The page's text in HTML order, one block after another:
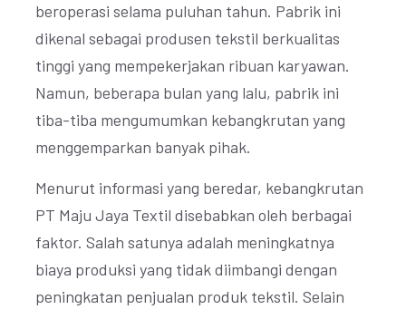
beroperasi selama puluhan tahun. Pabrik ini
dikenal sebagai produsen tekstil berkualitas
tinggi yang mempekerjakan ribuan karyawan.
Namun, beberapa bulan yang lalu, pabrik ini
tiba-tiba mengumumkan kebangkrutan yang
menggemparkan banyak pihak.
Menurut informasi yang beredar, kebangkrutan
PT Maju Jaya Textil disebabkan oleh berbagai
faktor. Salah satunya adalah meningkatnya
biaya produksi yang tidak diimbangi dengan
peningkatan penjualan produk tekstil. Selain